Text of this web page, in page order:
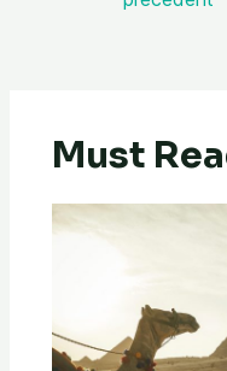
Must